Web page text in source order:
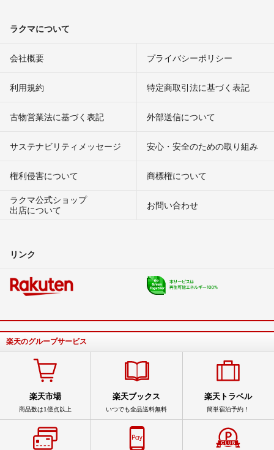
ラクマについて
会社概要 プライバシーポリシー
利用規約 特定商取引法に基づく表記
古物営業法に基づく表記 外部送信について
サステナビリティメッセージ 安心・安全のための取り組み
権利侵害について
商標権について
ラクマ公式ショップ
出店について
お問い合わせ
リンク
楽天のグループサービス
楽天市場
商品数は1億点以上
楽天ブックス
いつでも全品送料無料
楽天トラベル
簡単宿泊予約！